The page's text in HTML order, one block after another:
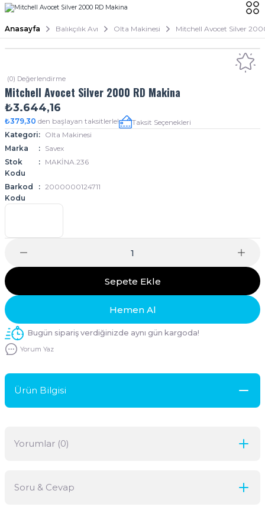
Anasayfa Balıkçılık Avı Olta Makinesi Mitchell Avocet Silver
(0) Değerlendirme
Mitchell Avocet Silver 2000 RD Makina
₺3.644,16
₺379,30 den başlayan taksitlerle!
Taksit Seçenekleri
Kategori
Olta Makinesi
Marka
Savex
Stok
Kodu
MAKİNA.236
Barkod
Kodu
2000000124711
Sepete Ekle
Hemen Al
Bugün sipariş verdiğinizde aynı gün kargoda!
Yorum Yaz
Ürün Bilgisi
Yorumlar (0)
Soru & Cevap